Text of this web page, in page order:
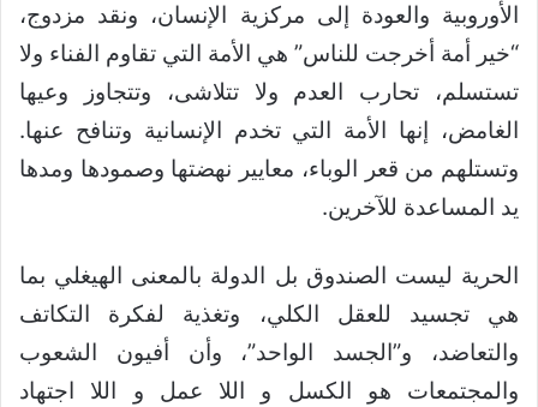
الأوروبية والعودة إلى مركزية الإنسان، ونقد مزدوج،
“خير أمة أخرجت للناس” هي الأمة التي تقاوم الفناء ولا
تستسلم، تحارب العدم ولا تتلاشى، وتتجاوز وعيها
الغامض، إنها الأمة التي تخدم الإنسانية وتنافح عنها.
وتستلهم من قعر الوباء، معايير نهضتها وصمودها ومدها
يد المساعدة للآخرين.
الحرية ليست الصندوق بل الدولة بالمعنى الهيغلي بما
هي تجسيد للعقل الكلي، وتغذية لفكرة التكاتف
والتعاضد، و”الجسد الواحد”، وأن أفيون الشعوب
والمجتمعات هو الكسل و اللا عمل و اللا اجتهاد